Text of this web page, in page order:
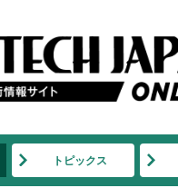
トピックス